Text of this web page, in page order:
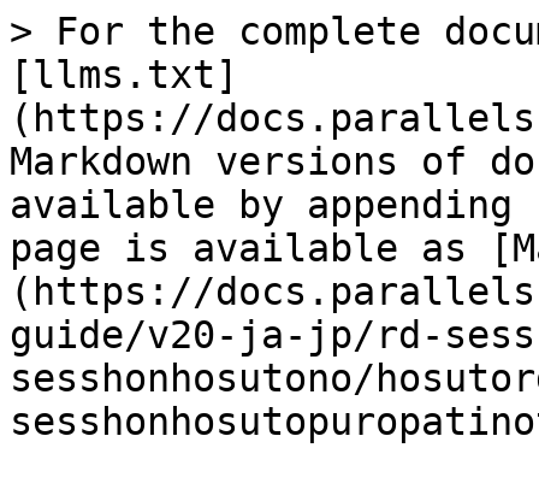
> For the complete
[llms.txt]
(https://
Markdown versions of
available by
page is available as
(https://
guide/v20-ja-jp/rd-
sesshonhosutono/